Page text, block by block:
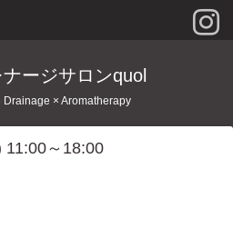
ージサロンquol
Drainage × Aromatherapy
11:00～18:00